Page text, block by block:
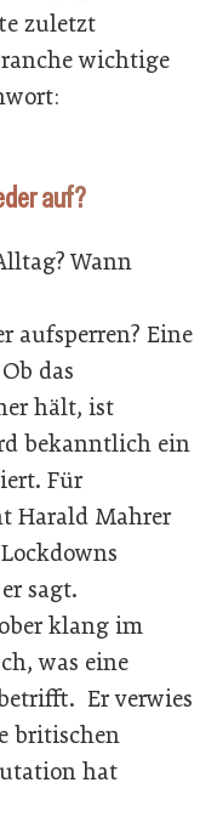
zuletzt
wichtige
auf?
Wann
aufsperren? Eine
das
hält, ist
bekanntlich ein
Für
Harald Mahrer
sagt.
klang im
was eine
Er verwies
britischen
hat